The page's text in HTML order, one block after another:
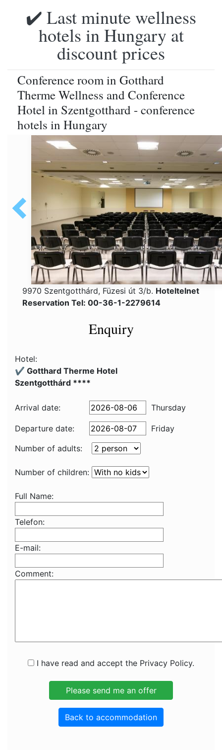
✔️ Last minute wellness
hotels in Hungary at
discount prices
Conference room in Gotthard
Therme Wellness and Conference
Hotel in Szentgotthard - conference
hotels in Hungary
9970 Szentgotthárd, Füzesi út 3/b. Hoteltelnet
Reservation Tel: 00-36-1-2279614
Enquiry
Hotel:
✔️ Gotthard Therme Hotel
Szentgotthárd ****
Arrival date: Thursday
Departure date:
Friday
Number of adults:
Number of children:
Full Name:
Telefon:
E-mail:
Comment:
I have read and accept the Privacy Policy.
Back to accommodation